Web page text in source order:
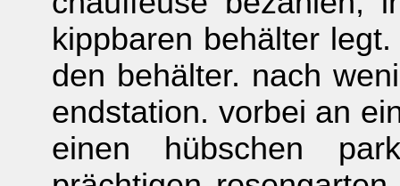
kippbaren behälter
den behälter. nach
endstation. vorbei an
einen hübschen